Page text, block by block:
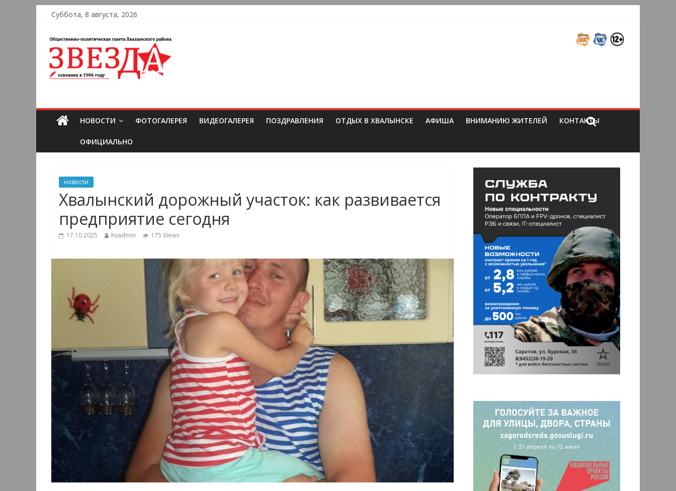
Суббота, 8 августа, 2026
НОВОСТИ ФОТОГАЛЕРЕЯ ВИДЕОГАЛЕРЕЯ ПОЗДРАВЛЕНИЯ ОТДЫХ В ХВАЛЫНСКЕ АФИША ВНИМАНИЮ ЖИТЕЛЕЙ КОНТАКТЫ
ОФИЦИАЛЬНО
новости
Хвалынский дорожный участок: как развивается
предприятие сегодня
17.10.2025 hvadmin 175 Views